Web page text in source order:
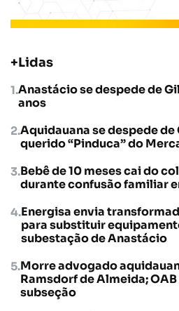
+Lidas
Anastácio se despede de
anos
Aquidauana se despede de
querido “Pinduca” do
Bebê de 10 meses cai do
durante confusão familiar
Energisa envia
para substituir
subestação de Anastácio
Morre advogado
Ramsdorf de Almeida;
subseção